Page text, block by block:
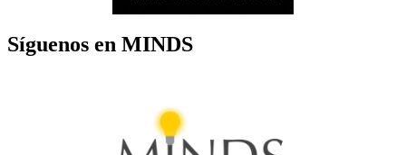
Síguenos en MINDS